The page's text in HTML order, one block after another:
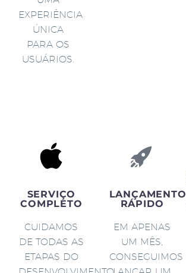
EXPERIÊNCIA
ÚNICA
PARA OS
USUÁRIOS.
SERVIÇO
COMPLETO
CUIDAMOS
DE TODAS AS
ETAPAS DO
LANÇAMENTO
RÁPIDO
EM APENAS
UM MÊS,
CONSEGUIMOS